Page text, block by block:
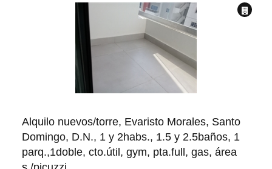
Alquilo nuevos/torre, Evaristo Morales, Santo
Domingo, D.N., 1 y 2habs., 1.5 y 2.5baños, 1
parq.,1doble, cto.útil, gym, pta.full, gas, área